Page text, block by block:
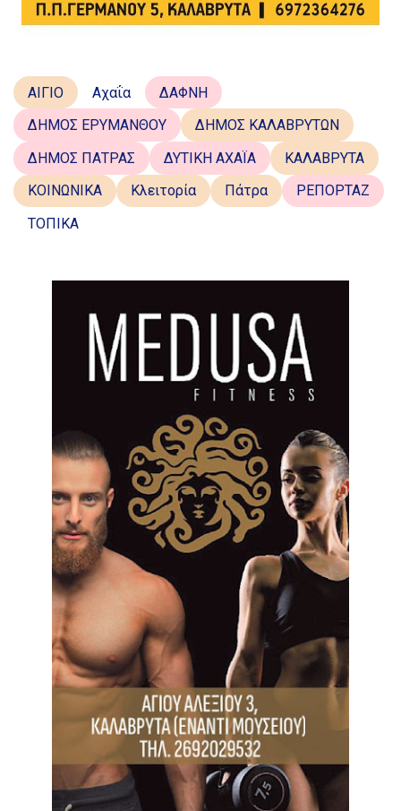
ΑΙΓΙΟ Αχαΐα
ΔΑΦΝΗ
ΔΗΜΟΣ ΕΡΥΜΑΝΘΟΥ
ΔΗΜΟΣ ΚΑΛΑΒΡΥΤΩΝ
ΔΗΜΟΣ ΠΑΤΡΑΣ
ΔΥΤΙΚΗ ΑΧΑΪΑ
ΚΑΛΑΒΡΥΤΑ
ΚΟΙΝΩΝΙΚΑ
Κλειτορία Πάτρα
ΡΕΠΟΡΤΑΖ
ΤΟΠΙΚΑ